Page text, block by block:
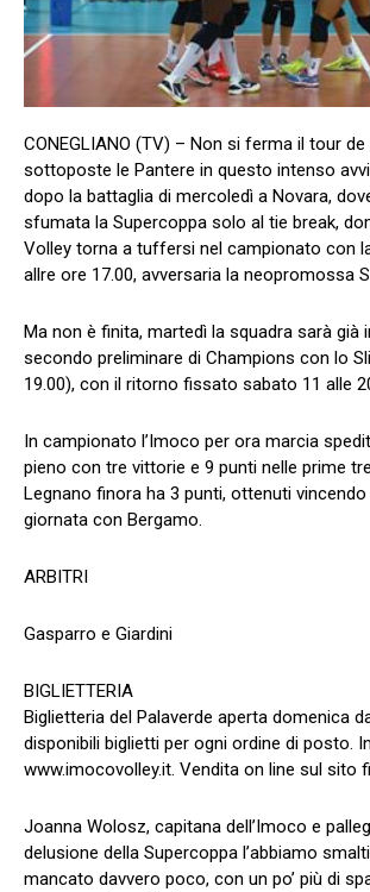
CONEGLIANO (TV) – Non si ferma il tour
sottoposte le Pantere in questo intenso
dopo la battaglia di mercoledì a Novara,
sfumata la Supercoppa solo al tie break,
Volley torna a tuffersi nel campionato con
allre ore 17.00, avversaria la neopromossa
Ma non è finita, martedì la squadra sarà già
secondo preliminare di Champions con lo
19.00), con il ritorno fissato sabato 11 alle
In campionato l’Imoco per ora marcia
pieno con tre vittorie e 9 punti nelle prime
Legnano finora ha 3 punti, ottenuti
giornata con Bergamo.
ARBITRI
Gasparro e Giardini
BIGLIETTERIA
Biglietteria del Palaverde aperta domenica
disponibili biglietti per ogni ordine di posto.
www.imocovolley.it. Vendita on line sul sito
Joanna Wolosz, capitana dell’Imoco e
delusione della Supercoppa l’abbiamo
mancato davvero poco, con un po’ più di